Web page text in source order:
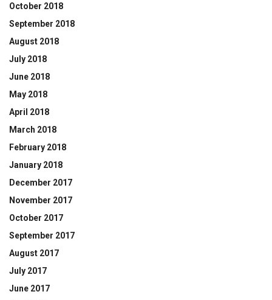
October 2018
September 2018
August 2018
July 2018
June 2018
May 2018
April 2018
March 2018
February 2018
January 2018
December 2017
November 2017
October 2017
September 2017
August 2017
July 2017
June 2017